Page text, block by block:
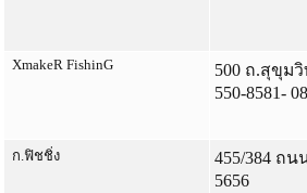
XmakeR FishinG
500 ถ.สุขุม
550-8581-
ก.ฟิชชิ่ง
455/384 ถ
5656